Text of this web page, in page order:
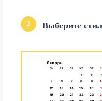
2 Выберите